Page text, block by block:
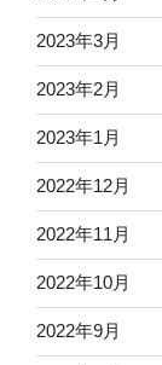
2023年3月
2023年2月
2023年1月
2022年12月
2022年11月
2022年10月
2022年9月